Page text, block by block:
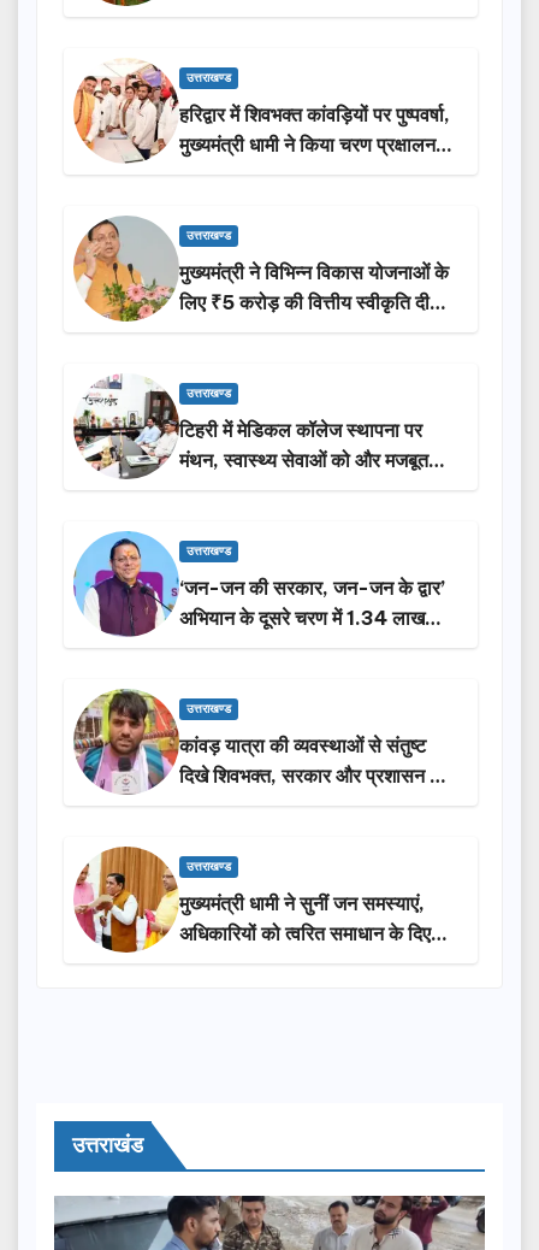
ने किया लोकार्पण-शिलान्यास.
उत्तराखण्ड
हरिद्वार में शिवभक्त कांवड़ियों पर पुष्पवर्षा,
मुख्यमंत्री धामी ने किया चरण प्रक्षालन…
उत्तराखण्ड
मुख्यमंत्री ने विभिन्न विकास योजनाओं के
लिए ₹5 करोड़ की वित्तीय स्वीकृति दी…
उत्तराखण्ड
टिहरी में मेडिकल कॉलेज स्थापना पर
मंथन, स्वास्थ्य सेवाओं को और मजबूत
करेगी सरकार: मुख्यमंत्री धामी…
उत्तराखण्ड
‘जन-जन की सरकार, जन-जन के द्वार’
अभियान के दूसरे चरण में 1.34 लाख
लोगों की भागीदारी…
उत्तराखण्ड
कांवड़ यात्रा की व्यवस्थाओं से संतुष्ट
दिखे शिवभक्त, सरकार और प्रशासन की
सराहना…
उत्तराखण्ड
मुख्यमंत्री धामी ने सुनीं जन समस्याएं,
अधिकारियों को त्वरित समाधान के दिए
निर्देश
उत्तराखंड